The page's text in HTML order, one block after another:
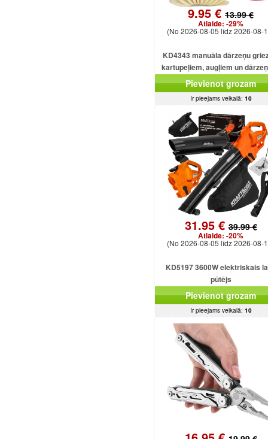
9.95 € 13.99 €
Atlaide: -29%
(No 2026-08-05 līdz 2026-08-
KD4343 manuāla dārzeņu
kartupeļiem, augļiem un
Pievienot grozam
Ir pieejams veikalā: 10
31.95 €39.99 €
Atlaide: -20%
(No 2026-08-05 līdz 2026-08-
KD5197 3600W elektriskais
pūtējs
Pievienot grozam
Ir pieejams veikalā: 10